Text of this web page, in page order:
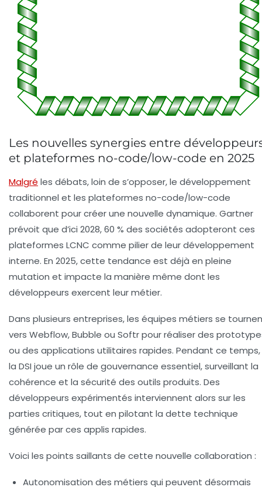
Les nouvelles synergies entre
et plateformes no-code/low-code en 2025
Malgré les débats, loin de s’opposer, le développement
traditionnel et les plateformes no-code/low-code
collaborent pour créer une nouvelle dynamique. Gartner
prévoit que d’ici 2028, 60 % des sociétés adopteront ces
plateformes LCNC comme pilier de leur développement
interne. En 2025, cette tendance est déjà en pleine
mutation et impacte la manière même dont les
développeurs exercent leur métier.
Dans plusieurs entreprises, les équipes métiers se
vers Webflow, Bubble ou Softr pour réaliser des
ou des applications utilitaires rapides. Pendant ce temps,
la DSI joue un rôle de gouvernance essentiel, surveillant la
cohérence et la sécurité des outils produits. Des
développeurs expérimentés interviennent alors sur les
parties critiques, tout en pilotant la dette technique
générée par ces applis rapides.
Voici les points saillants de cette nouvelle collaboration :
Autonomisation des métiers qui peuvent désormais